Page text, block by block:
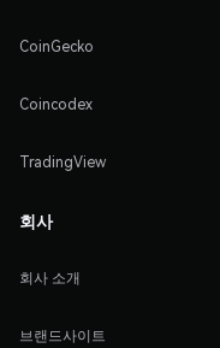
CoinGecko
Coincodex
TradingView
회사
회사 소개
브랜드사이트